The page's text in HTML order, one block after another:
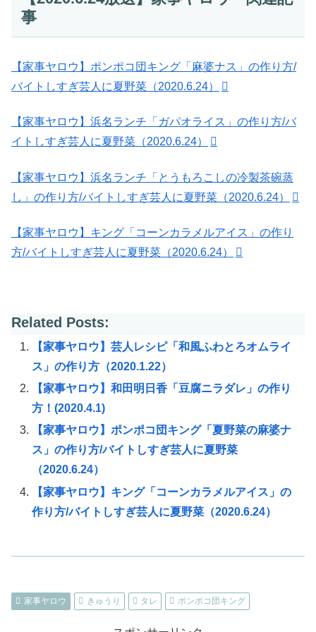
事
【家事ヤロウ】ポンポコ団キング「麻婆ナス」の作り方/
バイトしすぎ芸人に夏野菜（2020.6.24）
【家事ヤロウ】浜名ランチ「ガパオライス」の作り方/バ
イトしすぎ芸人に夏野菜（2020.6.24）
【家事ヤロウ】浜名ランチ「とうもろこしの冷製茶碗蒸
し」の作り方/バイトしすぎ芸人に夏野菜（2020.6.24）
【家事ヤロウ】キング「コーンカラメルアイス」の作り
方/バイトしすぎ芸人に夏野菜（2020.6.24）
Related Posts:
【家事ヤロウ】芸人レシピ「和風ふわとろオムライ
ス」の作り方（2020.1.22）
【家事ヤロウ】和田明日香「豆腐ニラダレ」の作り
方！(2020.4.1)
【家事ヤロウ】ポンポコ団キング「夏野菜の麻婆ナ
ス」の作り方/バイトしすぎ芸人に夏野菜
（2020.6.24）
【家事ヤロウ】キング「コーンカラメルアイス」の
作り方/バイトしすぎ芸人に夏野菜（2020.6.24）
家事ヤロウ きゅうり タレ ポンポコ団キング